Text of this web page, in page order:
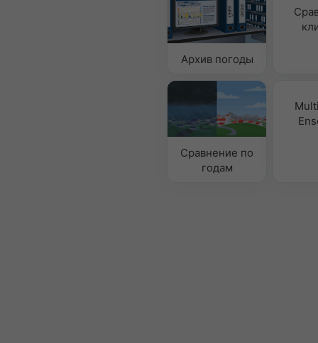
Архив погоды
Сравнение по
годам